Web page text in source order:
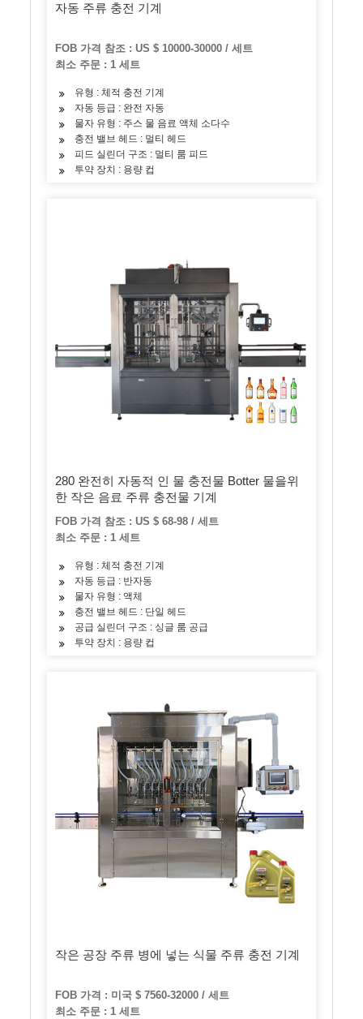
자동 주류 충전 기계
FOB 가격 참조 : US $ 10000-30000 / 세트
최소 주문 : 1 세트
유형 : 체적 충전 기계
자동 등급 : 완전 자동
물자 유형 : 주스 물 음료 액체 소다수
충전 밸브 헤드 : 멀티 헤드
피드 실린더 구조 : 멀티 룸 피드
투약 장치 : 용량 컵
280 완전히 자동적 인 물 충전물 Botter 물을위
한 작은 음료 주류 충전물 기계
FOB 가격 참조 : US $ 68-98 / 세트
최소 주문 : 1 세트
유형 : 체적 충전 기계
자동 등급 : 반자동
물자 유형 : 액체
충전 밸브 헤드 : 단일 헤드
공급 실린더 구조 : 싱글 룸 공급
투약 장치 : 용량 컵
작은 공장 주류 병에 넣는 식물 주류 충전 기계
FOB 가격 : 미국 $ 7560-32000 / 세트
최소 주문 : 1 세트